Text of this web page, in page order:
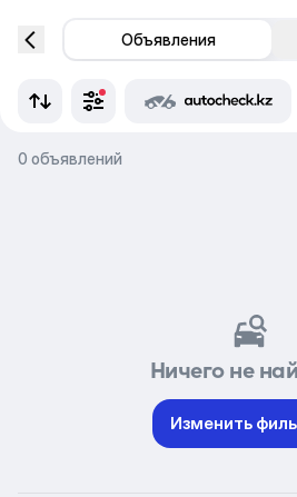
Объявления
0 объявлений
Ничего не
Изменить